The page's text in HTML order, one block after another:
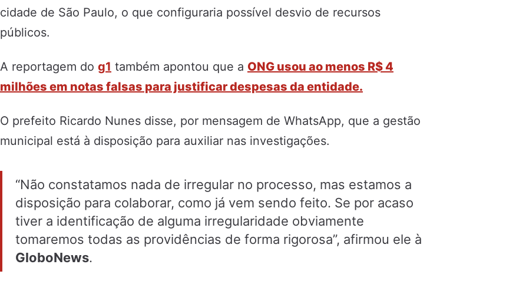
cidade de São Paulo, o que configuraria possível desvio de recursos
públicos.
A reportagem do g1 também apontou que a ONG usou ao menos R$ 4
milhões em notas falsas para justificar despesas da entidade.
O prefeito Ricardo Nunes disse, por mensagem de WhatsApp, que a gestão
municipal está à disposição para auxiliar nas investigações.
“Não constatamos nada de irregular no processo, mas estamos a
disposição para colaborar, como já vem sendo feito. Se por acaso
tiver a identificação de alguma irregularidade obviamente
tomaremos todas as providências de forma rigorosa”, afirmou ele à
GloboNews.